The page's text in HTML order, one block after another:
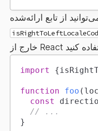
از تابع ارائه‌شده
import {
function foo (
const
// ...
}